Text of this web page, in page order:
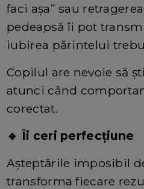
faci așa” sau
pedeapsă îi pot
iubirea părintelui
Copilul are nevoie să
atunci când
corectat.
🔹 Îi ceri perfecțiune
Așteptările imposibil
transforma fiecare